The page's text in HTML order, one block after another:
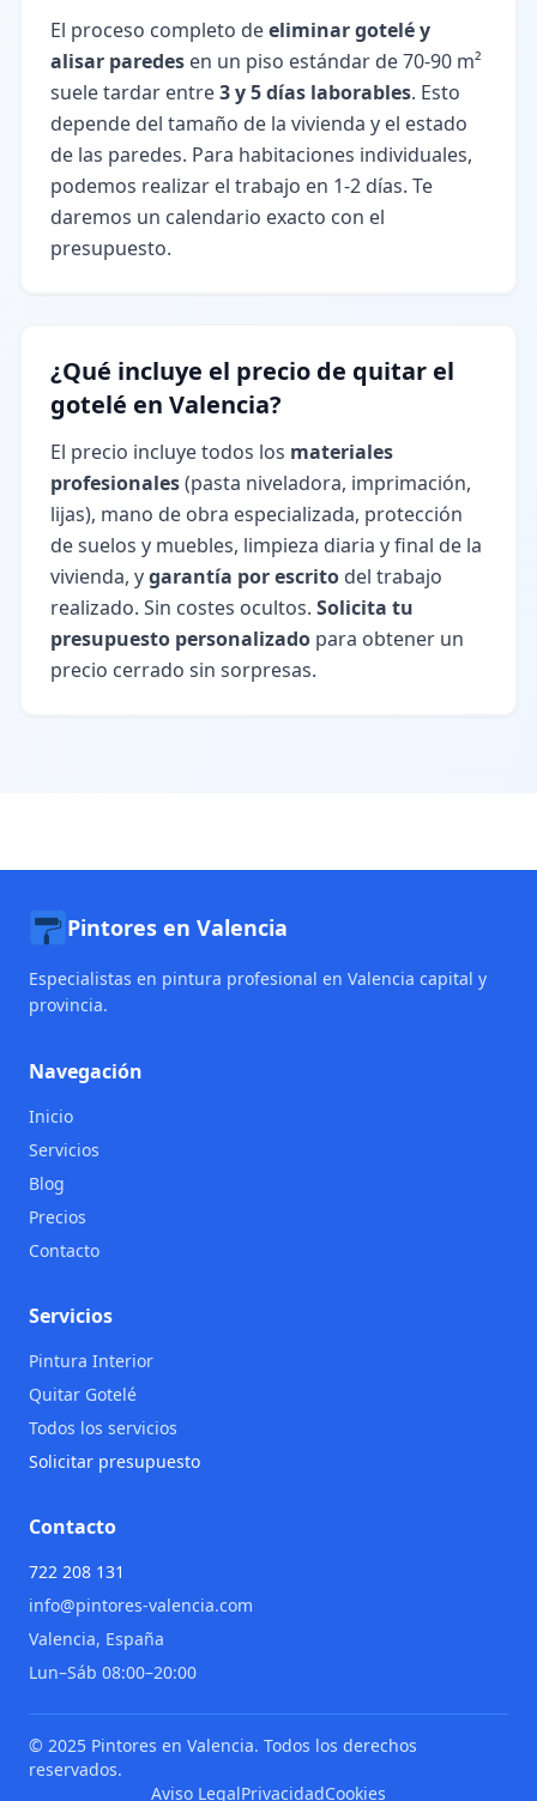
El proceso completo deeliminar gotelé y
alisar paredes en un piso estándar de 70-90 m²
suele tardar entre3 y 5 días laborables. Esto
depende del tamaño de la vivienda y el estado
de las paredes. Para habitaciones individuales,
podemos realizar el trabajo en 1-2 días. Te
daremos un calendario exacto con el
presupuesto.
¿Qué incluye el precio de quitar el
gotelé en Valencia?
El precio incluye todos los materiales
profesionales(pasta niveladora, imprimación,
lijas), mano de obra especializada, protección
de suelos y muebles, limpieza diaria y final de la
vivienda, ygarantía por escrito del trabajo
realizado. Sin costes ocultos. Solicita tu
presupuesto personalizado para obtener un
precio cerrado sin sorpresas.
Pintores en Valencia
Especialistas en pintura profesional en Valencia capital y
provincia.
Navegación
Inicio
Servicios
Blog
Precios
Contacto
Servicios
Pintura Interior
Quitar Gotelé
Todos los servicios
Solicitar presupuesto
Contacto
722 208 131
info@pintores-valencia.com
Valencia, España
Lun–Sáb 08:00–20:00
© 2025 Pintores en Valencia. Todos los derechos
reservados.
Aviso LegalPrivacidadCookies